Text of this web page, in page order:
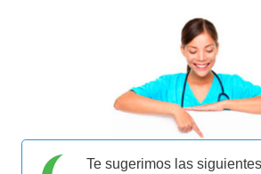
Te sugerimos las